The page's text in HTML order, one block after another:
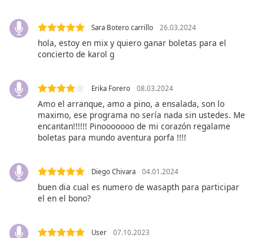
Font
Size
Edge
Style
Reset
End
Sara Botero carrillo 26.03.2024
hola, estoy en mix y quiero ganar boletas para el
concierto de karol g
Erika Forero 08.03.2024
Amo el arranque, amo a pino, a ensalada, son lo
maximo, ese programa no sería nada sin ustedes. Me
encantan!!!!!! Pinooooooo de mi corazón regalame
boletas para mundo aventura porfa !!!!
Diego Chivara 04.01.2024
buen dia cual es numero de wasapth para participar
el en el bono?
User 07.10.2023